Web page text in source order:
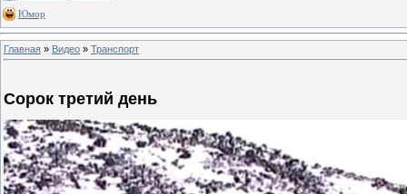
Юмор
Главная » Видео » Транспорт
Сорок третий день